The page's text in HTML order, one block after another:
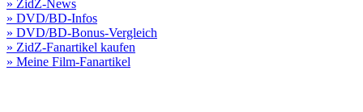
» ZidZ-News
» DVD/BD-Infos
» DVD/BD-Bonus-Vergleich
» ZidZ-Fanartikel kaufen
» Meine Film-Fanartikel